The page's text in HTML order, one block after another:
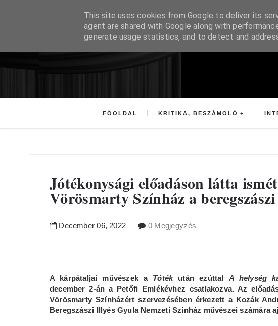
FŐOLDAL KRITIKA, BESZÁMOLÓ
Jótékonysági előadáson látta
Vörösmarty Színház a
December 06, 2022 0 Megjegyzés
A kárpátaljai művészek a Tóték után ezúttal A helység
december 2-án a Petőfi Emlékévhez csatlakozva. Az
Vörösmarty Színházért szervezésében érkezett a Kozák
Beregszászi Illyés Gyula Nemzeti Színház művészei számára
This site uses cookies from Google to deliver its
agent are shared with Google along with
generate usage statistics, and to detect and